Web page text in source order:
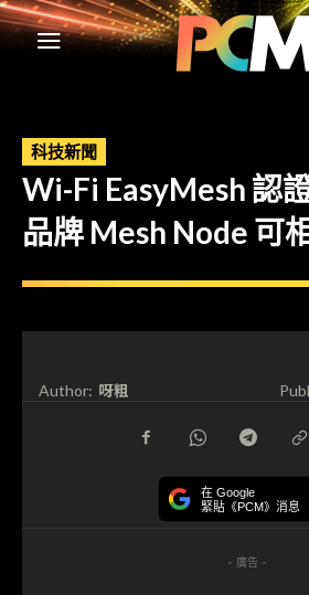
科技新聞
Wi-Fi EasyMesh 認
品牌 Mesh Node 可
Author: 呀粗
在 Google
緊貼《PCM》消息
- 廣告 -